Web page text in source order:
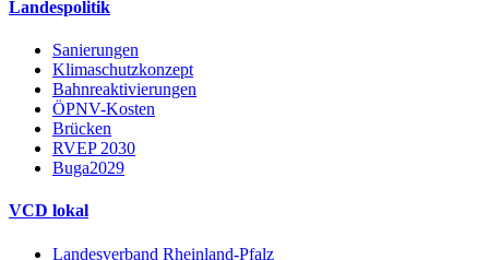
Landespolitik
Sanierungen
Klimaschutzkonzept
Bahnreaktivierungen
ÖPNV-Kosten
Brücken
RVEP 2030
Buga2029
VCD lokal
Landesverband Rheinland-Pfalz